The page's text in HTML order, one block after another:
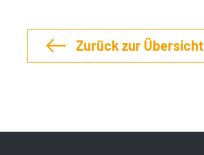
Zurück zur Übersicht